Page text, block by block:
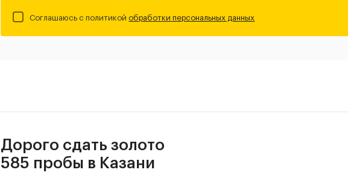
Соглашаюсь с политикойобработки персональных данных
Дорого сдать золото
585 пробы в Казани